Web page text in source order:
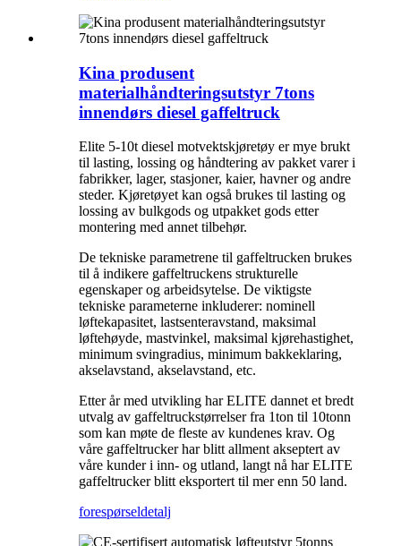
Kina produsent
materialhåndteringsutstyr 7tons
innendørs diesel gaffeltruck
Elite 5-10t diesel motvektskjøretøy er mye brukt
til lasting, lossing og håndtering av pakket varer i
fabrikker, lager, stasjoner, kaier, havner og andre
steder. Kjøretøyet kan også brukes til lasting og
lossing av bulkgods og utpakket gods etter
montering med annet tilbehør.
De tekniske parametrene til gaffeltrucken brukes
til å indikere gaffeltruckens strukturelle
egenskaper og arbeidsytelse. De viktigste
tekniske parameterne inkluderer: nominell
løftekapasitet, lastsenteravstand, maksimal
løftehøyde, mastvinkel, maksimal kjørehastighet,
minimum svingradius, minimum bakkeklaring,
akselavstand, akselavstand, etc.
Etter år med utvikling har ELITE dannet et bredt
utvalg av gaffeltruckstørrelser fra 1ton til 10tonn
som kan møte de fleste av kundenes krav. Og
våre gaffeltrucker har blitt allment akseptert av
våre kunder i inn- og utland, langt nå har ELITE
gaffeltrucker blitt eksportert til mer enn 50 land.
forespørseldetalj